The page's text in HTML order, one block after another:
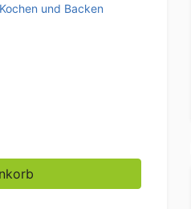
und Backen
Menge